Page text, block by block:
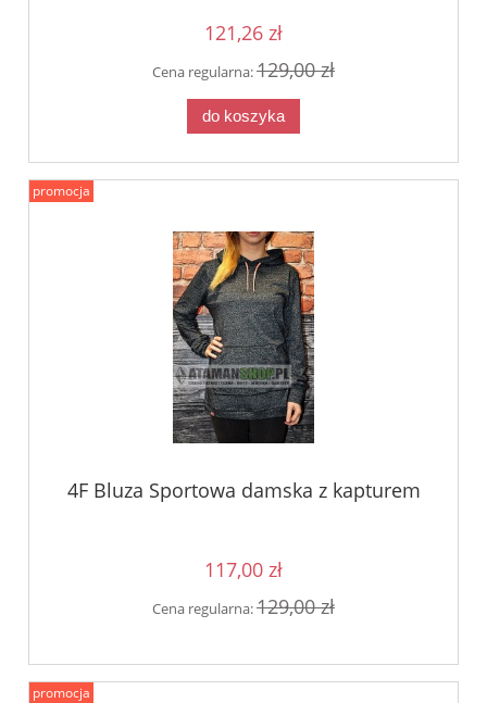
121,26 zł
Cena regularna:129,00 zł
do koszyka
4F Bluza Sportowa damska z kapturem
117,00 zł
Cena regularna:129,00 zł
promocja
promocja